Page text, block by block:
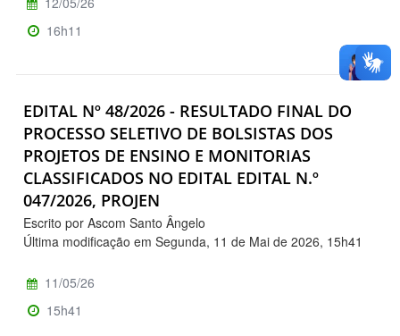
16h11
EDITAL Nº 48/2026 - RESULTADO FINAL DO
PROCESSO SELETIVO DE BOLSISTAS DOS
PROJETOS DE ENSINO E MONITORIAS
CLASSIFICADOS NO EDITAL EDITAL N.º
047/2026, PROJEN
Escrito por Ascom Santo Ângelo
Última modificação em Segunda, 11 de Mai de 2026, 15h41
11/05/26
15h41